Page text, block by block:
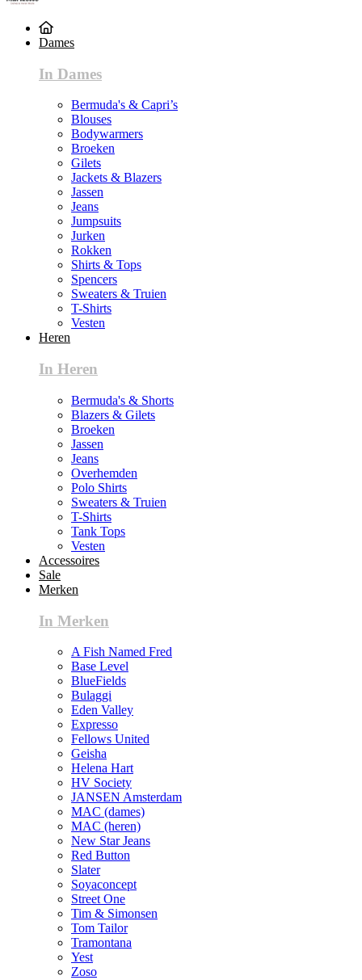
Dames
In Dames
Bermuda's & Capri’s
Blouses
Bodywarmers
Broeken
Gilets
Jackets & Blazers
Jassen
Jeans
Jumpsuits
Jurken
Rokken
Shirts & Tops
Spencers
Sweaters & Truien
T-Shirts
Vesten
Heren
In Heren
Bermuda's & Shorts
Blazers & Gilets
Broeken
Jassen
Jeans
Overhemden
Polo Shirts
Sweaters & Truien
T-Shirts
Tank Tops
Vesten
Accessoires
Sale
Merken
In Merken
A Fish Named Fred
Base Level
BlueFields
Bulaggi
Eden Valley
Expresso
Fellows United
Geisha
Helena Hart
HV Society
JANSEN Amsterdam
MAC (dames)
MAC (heren)
New Star Jeans
Red Button
Slater
Soyaconcept
Street One
Tim & Simonsen
Tom Tailor
Tramontana
Yest
Zoso